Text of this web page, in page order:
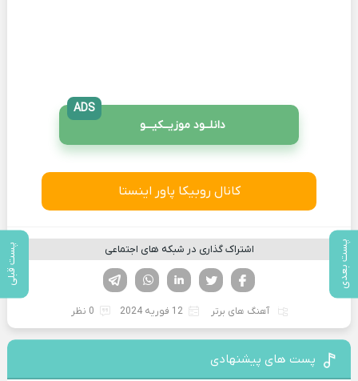
پست بعدی پست قبلی
دانلــود موزیــکیـــو
ADS
کانال روبیکا پاور اینستا
اشتراک گذاری در شبکه های اجتماعی
لینکدین تویتر
فیسوک
آهنگ های برتر 12 فوریه 2024 0 نظر
پست های پیشنهادی